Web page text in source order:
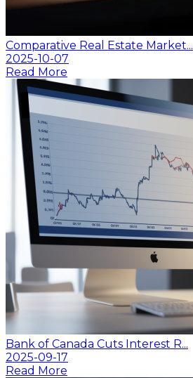
Comparative Real Estate Market...
2025-10-07
Read More
Bank of Canada Cuts Interest R...
2025-09-17
Read More